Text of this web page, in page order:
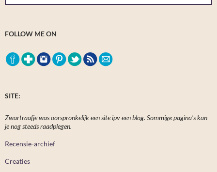
FOLLOW ME ON
SITE:
Zwartraafje was oorspronkelijk een site ipv een blog. Sommige pagina's kan
je nog steeds raadplegen.
Recensie-archief
Creaties